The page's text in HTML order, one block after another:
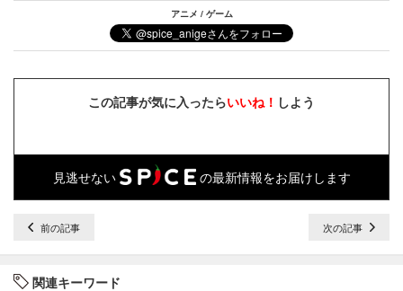
アニメ / ゲーム
この記事が気に入ったらいいね！ しよう
見逃せない の最新情報をお届けします
前の記事 次の記事
関連キーワード